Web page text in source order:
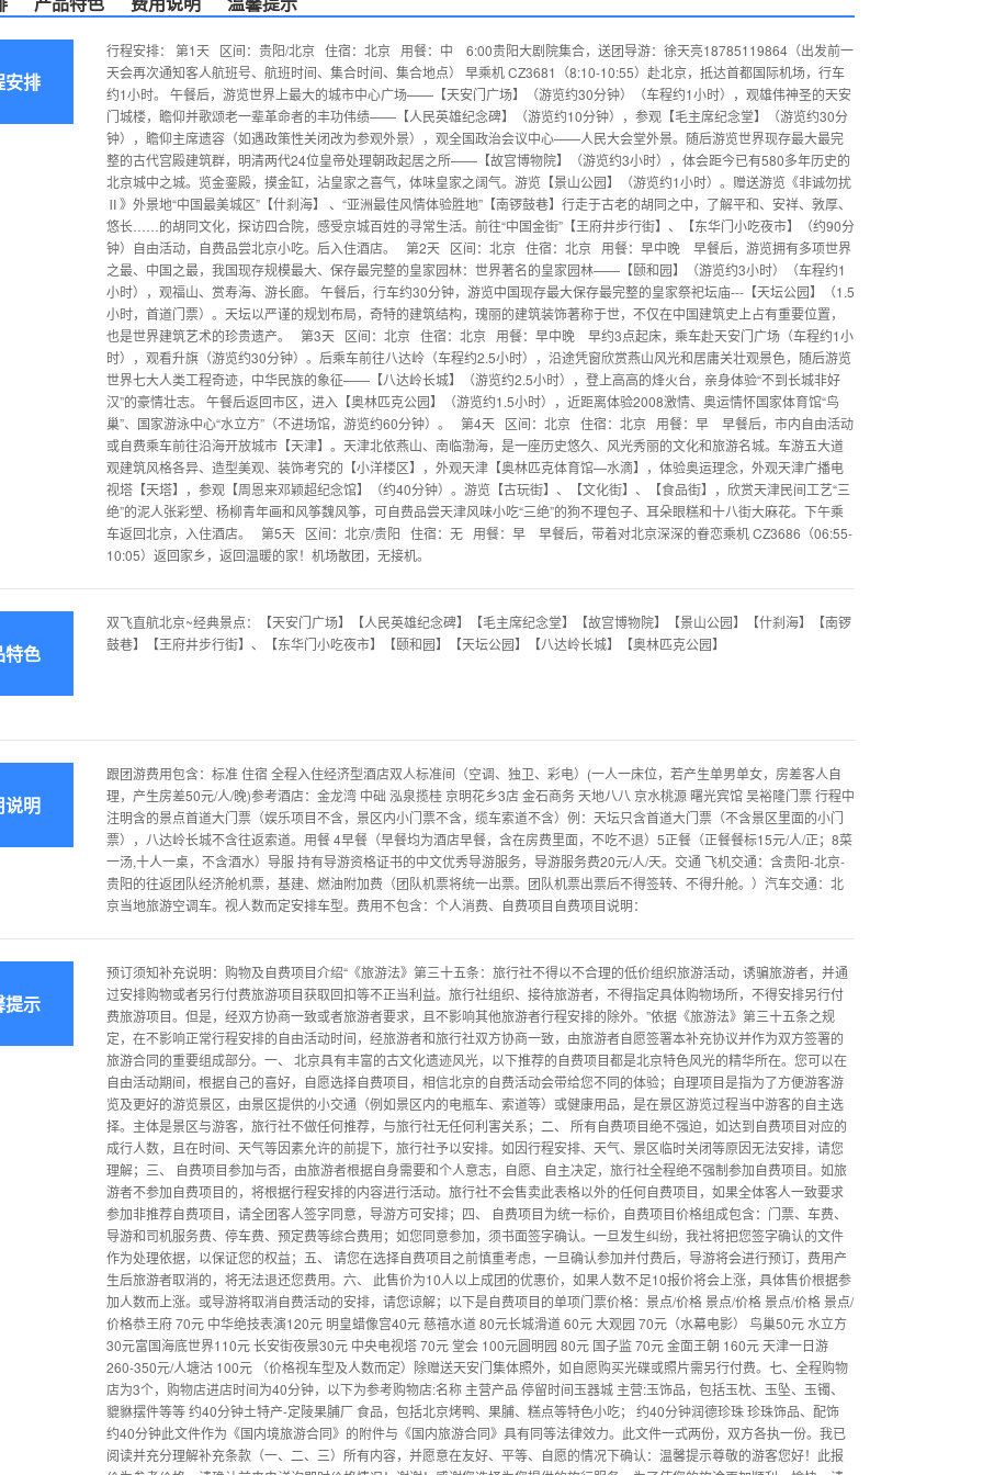
安排
行程安排： 第1天 区间：贵阳/北京 住宿：北京 用餐：中 6:00贵阳大剧院集合，送团导游：徐天亮18785119864（出发前一
天会再次通知客人航班号、航班时间、集合时间、集合地点） 早乘机 CZ3681（8:10-10:55）赴北京，抵达首都国际机场，行车
约1小时。 午餐后，游览世界上最大的城市中心广场——【天安门广场】（游览约30分钟）（车程约1小时），观雄伟神圣的天安
门城楼，瞻仰并歌颂老一辈革命者的丰功伟绩——【人民英雄纪念碑】（游览约10分钟），参观【毛主席纪念堂】（游览约30分
钟），瞻仰主席遗容（如遇政策性关闭改为参观外景），观全国政治会议中心——人民大会堂外景。随后游览世界现存最大最完
整的古代宫殿建筑群，明清两代24位皇帝处理朝政起居之所——【故宫博物院】（游览约3小时），体会距今已有580多年历史的
北京城中之城。览金銮殿，摸金缸，沾皇家之喜气，体味皇家之阔气。游览【景山公园】（游览约1小时）。赠送游览《非诚勿扰
Ⅱ》外景地“中国最美城区”【什刹海】 、“亚洲最佳风情体验胜地”【南锣鼓巷】行走于古老的胡同之中，了解平和、安祥、敦厚、
悠长……的胡同文化，探访四合院，感受京城百姓的寻常生活。前往“中国金街”【王府井步行街】、【东华门小吃夜市】（约90分
钟）自由活动，自费品尝北京小吃。后入住酒店。 第2天 区间：北京 住宿：北京 用餐：早中晚 早餐后，游览拥有多项世界
之最、中国之最，我国现存规模最大、保存最完整的皇家园林：世界著名的皇家园林——【颐和园】（游览约3小时）（车程约1
小时），观福山、赏寿海、游长廊。 午餐后，行车约30分钟，游览中国现存最大保存最完整的皇家祭祀坛庙---【天坛公园】（1.5
小时，首道门票）。天坛以严谨的规划布局，奇特的建筑结构，瑰丽的建筑装饰著称于世，不仅在中国建筑史上占有重要位置，
也是世界建筑艺术的珍贵遗产。 第3天 区间：北京 住宿：北京 用餐：早中晚 早约3点起床，乘车赴天安门广场（车程约1小
时），观看升旗（游览约30分钟）。后乘车前往八达岭（车程约2.5小时），沿途凭窗欣赏燕山风光和居庸关壮观景色，随后游览
世界七大人类工程奇迹，中华民族的象征——【八达岭长城】（游览约2.5小时），登上高高的烽火台，亲身体验“不到长城非好
汉”的豪情壮志。 午餐后返回市区，进入【奥林匹克公园】（游览约1.5小时），近距离体验2008激情、奥运情怀国家体育馆“鸟
巢”、国家游泳中心“水立方”（不进场馆，游览约60分钟）。 第4天 区间：北京 住宿：北京 用餐：早 早餐后，市内自由活动
或自费乘车前往沿海开放城市【天津】。天津北依燕山、南临渤海，是一座历史悠久、风光秀丽的文化和旅游名城。车游五大道
观建筑风格各异、造型美观、装饰考究的【小洋楼区】，外观天津【奥林匹克体育馆—水滴】，体验奥运理念，外观天津广播电
视塔【天塔】，参观【周恩来邓颖超纪念馆】（约40分钟）。游览【古玩街】、【文化街】、【食品街】，欣赏天津民间工艺“三
绝”的泥人张彩塑、杨柳青年画和风筝魏风筝，可自费品尝天津风味小吃“三绝”的狗不理包子、耳朵眼糕和十八街大麻花。下午乘
车返回北京，入住酒店。 第5天 区间：北京/贵阳 住宿：无 用餐：早 早餐后，带着对北京深深的眷恋乘机 CZ3686（06:55-
10:05）返回家乡，返回温暖的家！机场散团，无接机。
特色
双飞直航北京~经典景点：【天安门广场】【人民英雄纪念碑】【毛主席纪念堂】【故宫博物院】【景山公园】【什刹海】【南锣
鼓巷】【王府井步行街】、【东华门小吃夜市】【颐和园】【天坛公园】【八达岭长城】【奥林匹克公园】
说明
跟团游费用包含：标准 住宿 全程入住经济型酒店双人标准间（空调、独卫、彩电）(一人一床位，若产生单男单女，房差客人自
理，产生房差50元/人/晚)参考酒店：金龙湾 中础 泓泉揽桂 京明花乡3店 金石商务 天地八八 京水桃源 曙光宾馆 吴裕隆门票 行程中
注明含的景点首道大门票（娱乐项目不含，景区内小门票不含，缆车索道不含）例：天坛只含首道大门票（不含景区里面的小门
票），八达岭长城不含往返索道。用餐 4早餐（早餐均为酒店早餐，含在房费里面，不吃不退）5正餐（正餐餐标15元/人/正；8菜
一汤,十人一桌，不含酒水）导服 持有导游资格证书的中文优秀导游服务，导游服务费20元/人/天。交通 飞机交通：含贵阳-北京-
贵阳的往返团队经济舱机票，基建、燃油附加费（团队机票将统一出票。团队机票出票后不得签转、不得升舱。）汽车交通：北
京当地旅游空调车。视人数而定安排车型。费用不包含：个人消费、自费项目自费项目说明：
提示
预订须知补充说明：购物及自费项目介绍“《旅游法》第三十五条：旅行社不得以不合理的低价组织旅游活动，诱骗旅游者，并通
过安排购物或者另行付费旅游项目获取回扣等不正当利益。旅行社组织、接待旅游者，不得指定具体购物场所，不得安排另行付
费旅游项目。但是，经双方协商一致或者旅游者要求，且不影响其他旅游者行程安排的除外。”依据《旅游法》第三十五条之规
定，在不影响正常行程安排的自由活动时间，经旅游者和旅行社双方协商一致，由旅游者自愿签署本补充协议并作为双方签署的
旅游合同的重要组成部分。一、 北京具有丰富的古文化遗迹风光，以下推荐的自费项目都是北京特色风光的精华所在。您可以在
自由活动期间，根据自己的喜好，自愿选择自费项目，相信北京的自费活动会带给您不同的体验；自理项目是指为了方便游客游
览及更好的游览景区，由景区提供的小交通（例如景区内的电瓶车、索道等）或健康用品，是在景区游览过程当中游客的自主选
择。主体是景区与游客，旅行社不做任何推荐，与旅行社无任何利害关系；二、 所有自费项目绝不强迫，如达到自费项目对应的
成行人数，且在时间、天气等因素允许的前提下，旅行社予以安排。如因行程安排、天气、景区临时关闭等原因无法安排，请您
理解；三、 自费项目参加与否，由旅游者根据自身需要和个人意志，自愿、自主决定，旅行社全程绝不强制参加自费项目。如旅
游者不参加自费项目的，将根据行程安排的内容进行活动。旅行社不会售卖此表格以外的任何自费项目，如果全体客人一致要求
参加非推荐自费项目，请全团客人签字同意，导游方可安排；四、 自费项目为统一标价，自费项目价格组成包含：门票、车费、
导游和司机服务费、停车费、预定费等综合费用；如您同意参加，须书面签字确认。一旦发生纠纷，我社将把您签字确认的文件
作为处理依据，以保证您的权益；五、 请您在选择自费项目之前慎重考虑，一旦确认参加并付费后，导游将会进行预订，费用产
生后旅游者取消的，将无法退还您费用。六、 此售价为10人以上成团的优惠价，如果人数不足10报价将会上涨，具体售价根据参
加人数而上涨。或导游将取消自费活动的安排，请您谅解；以下是自费项目的单项门票价格：景点/价格 景点/价格 景点/价格 景点/
价格恭王府 70元 中华绝技表演120元 明皇蜡像宫40元 慈禧水道 80元长城滑道 60元 大观园 70元（水幕电影） 鸟巢50元 水立方
30元富国海底世界110元 长安街夜景30元 中央电视塔 70元 堂会 100元圆明园 80元 国子监 70元 金面王朝 160元 天津一日游
260-350元/人塘沽 100元 （价格视车型及人数而定）除赠送天安门集体照外，如自愿购买光碟或照片需另行付费。七、全程购物
店为3个，购物店进店时间为40分钟，以下为参考购物店:名称 主营产品 停留时间玉器城 主营:玉饰品，包括玉枕、玉坠、玉镯、
貔貅摆件等等 约40分钟土特产-定陵果脯厂 食品，包括北京烤鸭、果脯、糕点等特色小吃； 约40分钟润德珍珠 珍珠饰品、配饰
约40分钟此文件作为《国内境旅游合同》的附件与《国内旅游合同》具有同等法律效力。此文件一式两份，双方各执一份。我已
阅读并充分理解补充条款（一、二、三）所有内容，并愿意在友好、平等、自愿的情况下确认：温馨提示尊敬的游客您好！此报